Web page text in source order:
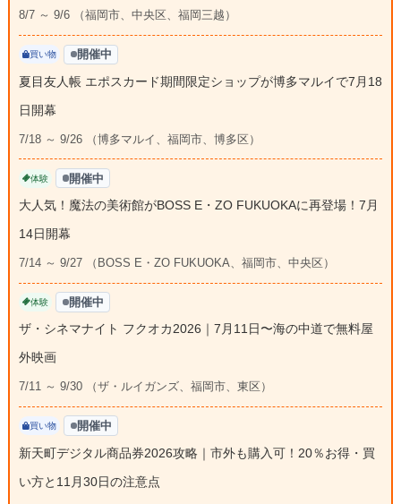
8/7 ～ 9/6 （福岡市、中央区、福岡三越）
買い物 開催中
夏目友人帳 エポスカード期間限定ショップが博多マルイで7月18
日開幕
7/18 ～ 9/26 （博多マルイ、福岡市、博多区）
体験 開催中
大人気！魔法の美術館がBOSS E・ZO FUKUOKAに再登場！7月
14日開幕
7/14 ～ 9/27 （BOSS E・ZO FUKUOKA、福岡市、中央区）
体験 開催中
ザ・シネマナイト フクオカ2026｜7月11日〜海の中道で無料屋
外映画
7/11 ～ 9/30 （ザ・ルイガンズ、福岡市、東区）
買い物 開催中
新天町デジタル商品券2026攻略｜市外も購入可！20％お得・買
い方と11月30日の注意点